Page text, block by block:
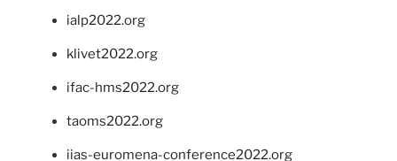
ialp2022.org
klivet2022.org
ifac-hms2022.org
taoms2022.org
iias-euromena-conference2022.org